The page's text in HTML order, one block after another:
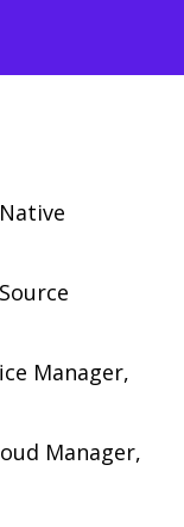
Manager,
Manager,